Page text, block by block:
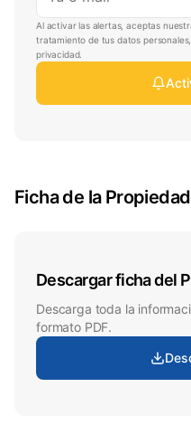
Al activar las alertas, aceptas
tratamiento de tus datos
privacidad.
Ficha de la Propiedad
Descargar ficha del
Descarga toda la
formato PDF.